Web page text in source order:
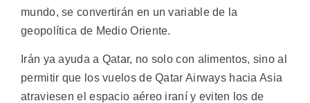
mundo, se convertirán en un variable de la
geopolítica de Medio Oriente.
Irán ya ayuda a Qatar, no solo con alimentos, sino al
permitir que los vuelos de Qatar Airways hacia Asia
atraviesen el espacio aéreo iraní y eviten los de